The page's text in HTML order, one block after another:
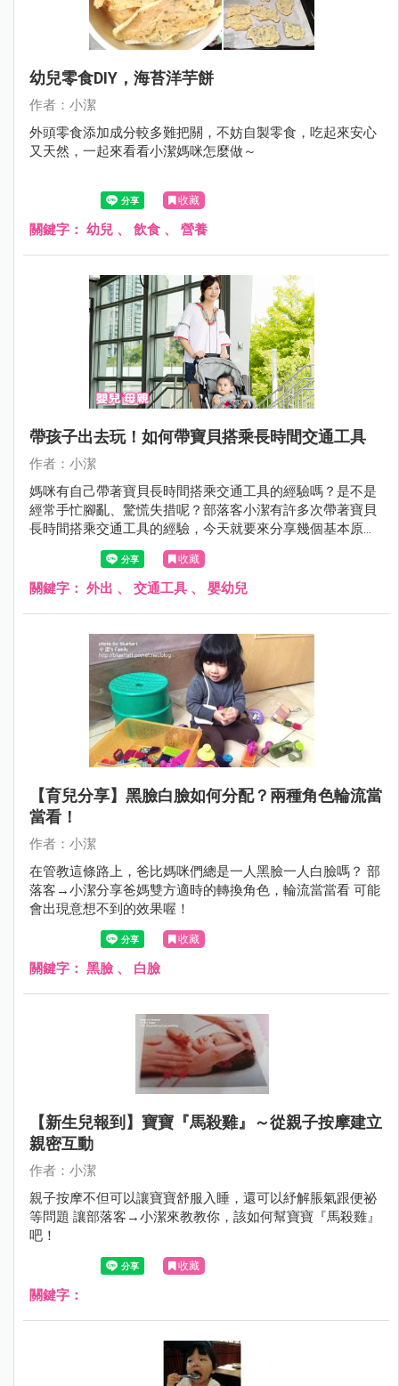
幼兒零食DIY，海苔洋芋餅
作者：小潔
外頭零食添加成分較多難把關，不妨自製零食，吃起來安心
又天然，一起來看看小潔媽咪怎麼做～
收藏
關鍵字： 幼兒 、 飲食 、 營養
帶孩子出去玩！如何帶寶貝搭乘長時間交通工具
作者：小潔
媽咪有自己帶著寶貝長時間搭乘交通工具的經驗嗎？是不是
經常手忙腳亂、驚慌失措呢？部落客小潔有許多次帶著寶貝
長時間搭乘交通工具的經驗，今天就要來分享幾個基本原
則，讓媽咪不用再害怕獨自帶寶貝搭交通工具囉！
收藏
關鍵字： 外出 、 交通工具 、 嬰幼兒
【育兒分享】黑臉白臉如何分配？兩種角色輪流當
當看！
作者：小潔
在管教這條路上，爸比媽咪們總是一人黑臉一人白臉嗎？ 部
落客→小潔分享爸媽雙方適時的轉換角色，輪流當當看 可能
會出現意想不到的效果喔！
收藏
關鍵字： 黑臉 、 白臉
【新生兒報到】寶寶『馬殺雞』～從親子按摩建立
親密互動
作者：小潔
親子按摩不但可以讓寶寶舒服入睡，還可以紓解脹氣跟便祕
等問題 讓部落客→小潔來教教你，該如何幫寶寶『馬殺雞』
吧！
收藏
關鍵字：